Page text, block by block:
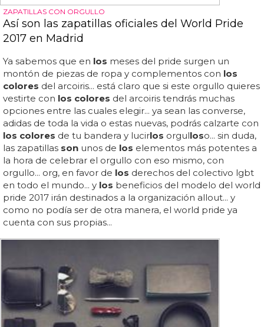
ZAPATILLAS CON ORGULLO
Así son las zapatillas oficiales del World Pride
2017 en Madrid
Ya sabemos que en los meses del pride surgen un
montón de piezas de ropa y complementos con los
colores del arcoiris... está claro que si este orgullo quieres
vestirte con los colores del arcoiris tendrás muchas
opciones entre las cuales elegir... ya sean las converse,
adidas de toda la vida o estas nuevas, podrás calzarte con
los colores de tu bandera y lucirlos orgulloso... sin duda,
las zapatillas son unos de los elementos más potentes a
la hora de celebrar el orgullo con eso mismo, con
orgullo... org, en favor de los derechos del colectivo lgbt
en todo el mundo... y los beneficios del modelo del world
pride 2017 irán destinados a la organización allout... y
como no podía ser de otra manera, el world pride ya
cuenta con sus propias...